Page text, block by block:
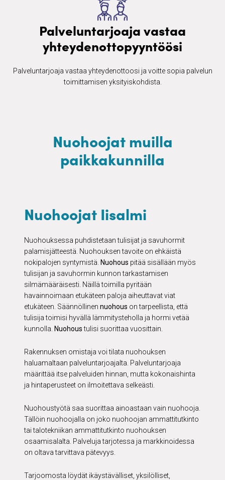
Palveluntarjoaja vastaa
yhteydenottopyyntöösi
Palveluntarjoaja vastaa yhteydenottoosi ja voitte sopia palvelun
toimittamisen yksityiskohdista.
Nuohoojat muilla
paikkakunnilla
Nuohoojat Iisalmi
Nuohouksessa puhdistetaan tulisijat ja savuhormit
palamisjätteestä. Nuohouksen tavoite on ehkäistä
nokipalojen syntymistä. Nuohous pitää sisällään myös
tulisijan ja savuhormin kunnon tarkastamisen
silmämääräisesti. Näillä toimilla pyritään
havainnoimaan etukäteen paloja aiheuttavat viat
etukäteen. Säännöllinennuohous on tarpeellista, että
tulisija toimisi hyvällä lämmitysteholla ja hormi vetää
kunnolla. Nuohoustulisi suorittaa vuosittain.
Rakennuksen omistaja voi tilata nuohouksen
haluamaltaan palveluntarjoajalta. Palveluntarjoaja
määrittää itse palveluiden hinnan, mutta kokonaishinta
ja hintaperusteet on ilmoitettava selkeästi.
Nuohoustyötä saa suorittaa ainoastaan vain nuohooja.
Tällöin nuohoojalla on joko nuohoojan ammattitutkinto
tai talotekniikan ammattitutkinto nuohouksen
osaamisalalta. Palveluja tarjotessa ja markkinoidessa
on oltava tarvittava pätevyys.
Tarjoomosta löydät ikäystävälliset, yksilölliset,